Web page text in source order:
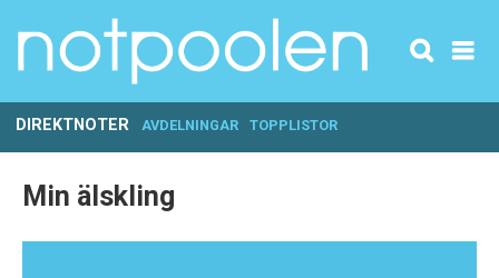
DIREKTNOTER AVDELNINGAR TOPPLISTOR
Min älskling